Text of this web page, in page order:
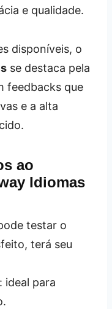
e qualidade.
disponíveis, o
se destaca pela
feedbacks que
e a alta
ao
Idiomas
testar o
terá seu
ideal para